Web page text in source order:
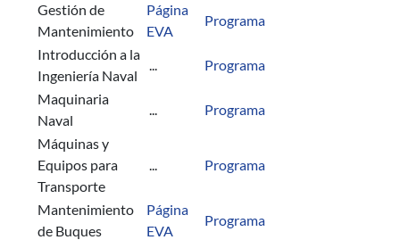
Gestión de
Mantenimiento
Página
EVA
Programa
Introducción a la
Ingeniería Naval
...
Programa
Maquinaria
Naval
...
Programa
Máquinas y
Equipos para
Transporte
... Programa
Mantenimiento
de Buques
Página
EVA
Programa